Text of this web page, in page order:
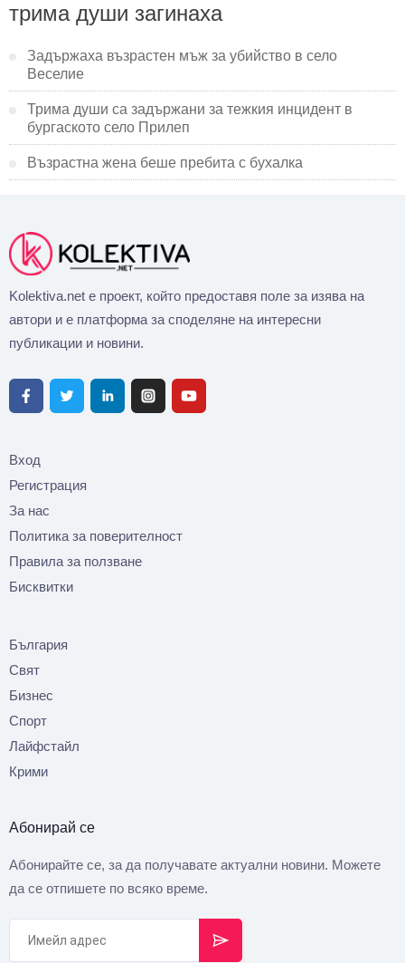
трима души загинаха
Задържаха възрастен мъж за убийство в село
Веселие
Трима души са задържани за тежкия инцидент в
бургаското село Прилеп
Възрастна жена беше пребита с бухалка
Kolektiva.net е проект, който предоставя поле за изява на
автори и е платформа за споделяне на интересни
публикации и новини.
Вход
Регистрация
За нас
Политика за поверителност
Правила за ползване
Бисквитки
България
Свят
Бизнес
Спорт
Лайфстайл
Крими
Абонирай се
Абонирайте се, за да получавате актуални новини. Можете
да се отпишете по всяко време.